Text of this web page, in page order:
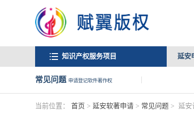
知识产权服务项目 延安
常见问题 申请登记软件著作权
当前位置： 首页 > 延安软著申请 > 常见问题 > 延安